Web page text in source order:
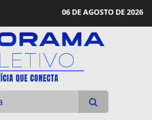
06 DE AGOSTO DE 2026